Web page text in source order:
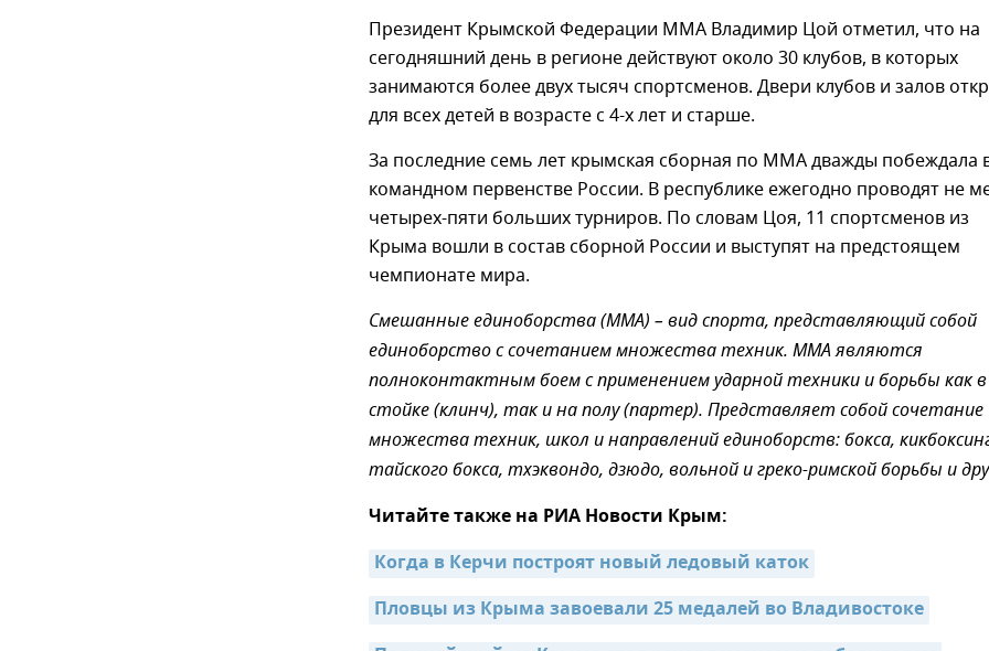
Президент Крымской Федерации ММА Владимир Цой отметил, что на
сегодняшний день в регионе действуют около 30 клубов, в которых
занимаются более двух тысяч спортсменов. Двери клубов и залов
для всех детей в возрасте с 4-х лет и старше.
За последние семь лет крымская сборная по ММА дважды побеждала
командном первенстве России. В республике ежегодно проводят не
четырех-пяти больших турниров. По словам Цоя, 11 спортсменов из
Крыма вошли в состав сборной России и выступят на предстоящем
чемпионате мира.
Смешанные единоборства (MMA) – вид спорта, представляющий собой
единоборство с сочетанием множества техник. ММА являются
полноконтактным боем с применением ударной техники и борьбы как в
стойке (клинч), так и на полу (партер). Представляет собой сочетание
множества техник, школ и направлений единоборств: бокса,
тайского бокса, тхэквондо, дзюдо, вольной и греко-римской борьбы и
Читайте также на РИА Новости Крым:
Когда в Керчи построят новый ледовый каток
Пловцы из Крыма завоевали 25 медалей во Владивостоке